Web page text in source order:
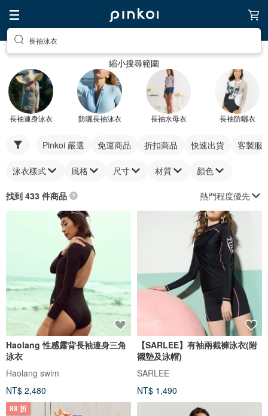
長袖泳衣
縮小搜尋範圍
長袖連身泳衣 防曬長袖泳衣 長袖水母衣 長袖防曬衣
Pinkoi 嚴選 免運商品 折扣商品 快速出貨 客製服
泳衣樣式 風格 尺寸 材質 顏色
找到 433 件商品 熱門程度優先
Haolang 性感露背長袖連身三角
泳衣
Haolang swim
NT$ 2,480
【SARLEE】有袖兩截褲泳衣(附
襯墊及泳帽)
SARLEE
NT$ 1,490
88 折